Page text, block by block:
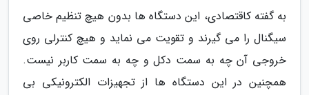
به گفته کاقتصادی، این دستگاه ها بدون هیچ تنظیم خاصی
سیگنال را می گیرند و تقویت می نماید و هیچ کنترلی روی
خروجی آن چه به سمت دکل و چه به سمت کاربر نیست.
همچنین در این دستگاه ها از تجهیزات الکترونیکی بی